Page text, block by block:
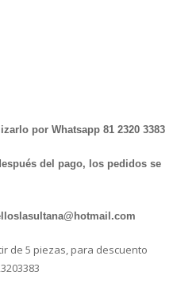
por Whatsapp 81 2320 3383
del pago, los pedidos se
de 5 piezas, para descuento